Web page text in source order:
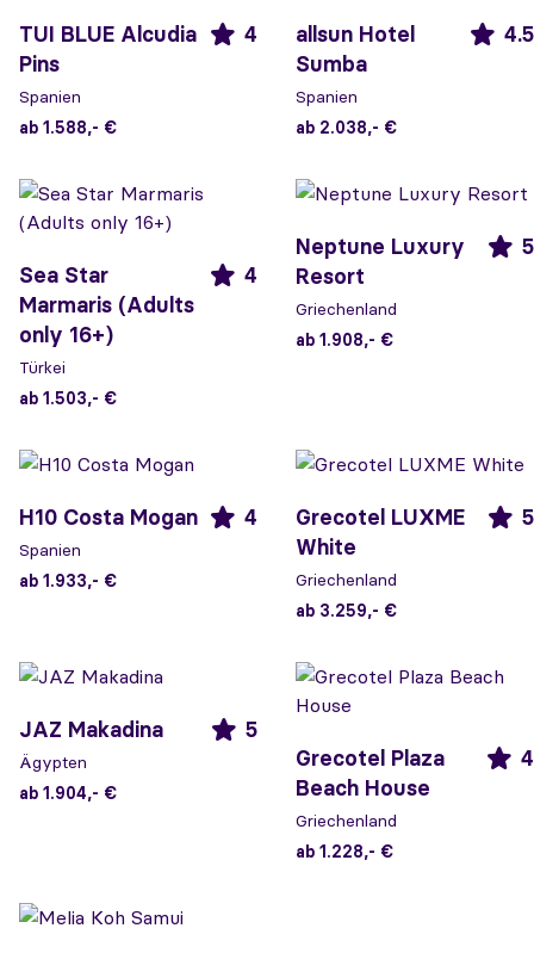
TUI BLUE Alcudia
Pins
4
Spanien
ab 1.588,- €
allsun Hotel
Sumba
4.5
Spanien
ab 2.038,- €
Sea Star
Marmaris (Adults
only 16+)
4
Türkei
ab 1.503,- €
Neptune Luxury
Resort
5
Griechenland
ab 1.908,- €
H10 Costa Mogan 4
Spanien
ab 1.933,- €
Grecotel LUXME
White
5
Griechenland
ab 3.259,- €
JAZ Makadina 5
Ägypten
ab 1.904,- €
Grecotel Plaza
Beach House
4
Griechenland
ab 1.228,- €